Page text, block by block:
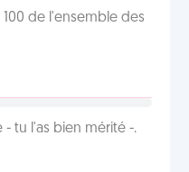
de l'ensemble des
tu l'as bien mérité -.